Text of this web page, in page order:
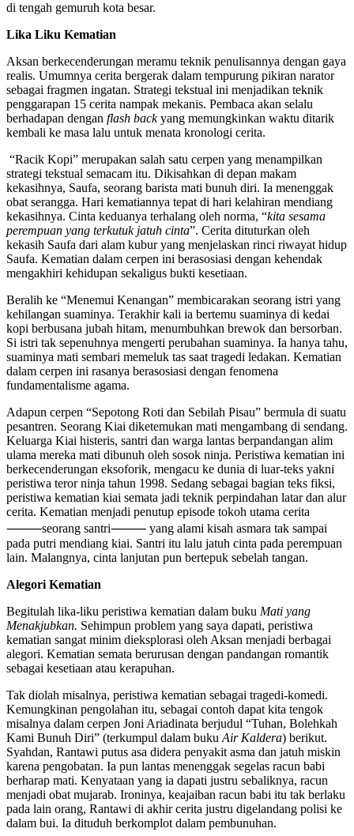
di tengah gemuruh kota besar.
Lika Liku Kematian
Aksan berkecenderungan meramu teknik penulisannya dengan gaya
realis. Umumnya cerita bergerak dalam tempurung pikiran narator
sebagai fragmen ingatan. Strategi tekstual ini menjadikan teknik
penggarapan 15 cerita nampak mekanis. Pembaca akan selalu
berhadapan dengan flash backyang memungkinkan waktu ditarik
kembali ke masa lalu untuk menata kronologi cerita.
“Racik Kopi” merupakan salah satu cerpen yang menampilkan
strategi tekstual semacam itu. Dikisahkan di depan makam
kekasihnya, Saufa, seorang barista mati bunuh diri. Ia menenggak
obat serangga. Hari kematiannya tepat di hari kelahiran mendiang
kekasihnya. Cinta keduanya terhalang oleh norma, “kita sesama
perempuan yang terkutuk jatuh cinta”. Cerita dituturkan oleh
kekasih Saufa dari alam kubur yang menjelaskan rinci riwayat hidup
Saufa. Kematian dalam cerpen ini berasosiasi dengan kehendak
mengakhiri kehidupan sekaligus bukti kesetiaan.
Beralih ke “Menemui Kenangan” membicarakan seorang istri yang
kehilangan suaminya. Terakhir kali ia bertemu suaminya di kedai
kopi berbusana jubah hitam, menumbuhkan brewok dan bersorban.
Si istri tak sepenuhnya mengerti perubahan suaminya. Ia hanya tahu,
suaminya mati sembari memeluk tas saat tragedi ledakan. Kematian
dalam cerpen ini rasanya berasosiasi dengan fenomena
fundamentalisme agama.
Adapun cerpen “Sepotong Roti dan Sebilah Pisau” bermula di suatu
pesantren. Seorang Kiai diketemukan mati mengambang di sendang.
Keluarga Kiai histeris, santri dan warga lantas berpandangan alim
ulama mereka mati dibunuh oleh sosok ninja. Peristiwa kematian ini
berkecenderungan eksoforik, mengacu ke dunia di luar-teks yakni
peristiwa teror ninja tahun 1998. Sedang sebagai bagian teks fiksi,
peristiwa kematian kiai semata jadi teknik perpindahan latar dan alur
cerita. Kematian menjadi penutup episode tokoh utama cerita
⸻seorang santri⸻ yang alami kisah asmara tak sampai
pada putri mendiang kiai. Santri itu lalu jatuh cinta pada perempuan
lain. Malangnya, cinta lanjutan pun bertepuk sebelah tangan.
Alegori Kematian
Begitulah lika-liku peristiwa kematian dalam buku Mati yang
Menakjubkan. Sehimpun problem yang saya dapati, peristiwa
kematian sangat minim dieksplorasi oleh Aksan menjadi berbagai
alegori. Kematian semata berurusan dengan pandangan romantik
sebagai kesetiaan atau kerapuhan.
Tak diolah misalnya, peristiwa kematian sebagai tragedi-komedi.
Kemungkinan pengolahan itu, sebagai contoh dapat kita tengok
misalnya dalam cerpen Joni Ariadinata berjudul “Tuhan, Bolehkah
Kami Bunuh Diri” (terkumpul dalam buku Air Kaldera) berikut.
Syahdan, Rantawi putus asa didera penyakit asma dan jatuh miskin
karena pengobatan. Ia pun lantas menenggak segelas racun babi
berharap mati. Kenyataan yang ia dapati justru sebaliknya, racun
menjadi obat mujarab. Ironinya, keajaiban racun babi itu tak berlaku
pada lain orang, Rantawi di akhir cerita justru digelandang polisi ke
dalam bui. Ia dituduh berkomplot dalam pembunuhan.